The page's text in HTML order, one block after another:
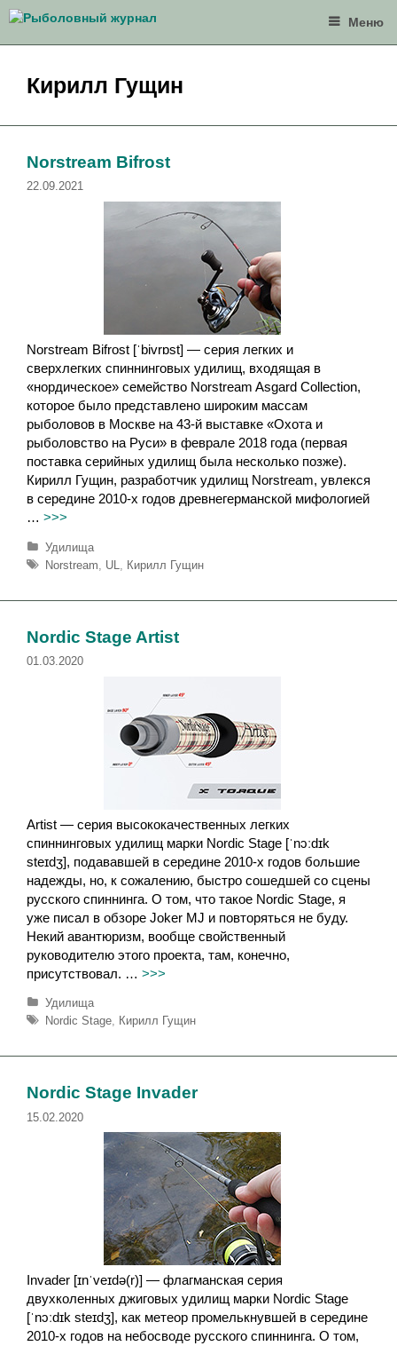
Перейти
содержимому
Меню
Кирилл Гущин
Norstream Bifrost
22.09.2021
Norstream Bifrost [ˈbivrɒst] — серия легких и
сверхлегких спиннинговых удилищ, входящая в
«нордическое» семейство Norstream Asgard Collection,
которое было представлено широким массам
рыболовов в Москве на 43-й выставке «Охота и
рыболовство на Руси» в феврале 2018 года (первая
поставка серийных удилищ была несколько позже).
Кирилл Гущин, разработчик удилищ Norstream, увлекся
в середине 2010-х годов древнегерманской мифологией
… >>>
Р
у
и
Удилища
М
т
и
Norstream UL Кирилл Гущин
Nordic Stage Artist
01.03.2020
Artist — серия высококачественных легких
спиннинговых удилищ марки Nordic Stage [ˈnɔːdɪk
steɪdʒ], подававшей в середине 2010-х годов большие
надежды, но, к сожалению, быстро сошедшей со сцены
русского спиннинга. О том, что такое Nordic Stage, я
уже писал в обзоре Joker MJ и повторяться не буду.
Некий авантюризм, вообще свойственный
руководителю этого проекта, там, конечно,
присутствовал. … >>>
Р
у
р
к
Удилища
М
т
и
Nordic Stage, Кирилл Гущин
Nordic Stage Invader
15.02.2020
Invader [ɪnˈveɪdə(r)] — флагманская серия
двухколенных джиговых удилищ марки Nordic Stage
[ˈnɔːdɪk steɪdʒ], как метеор промелькнувшей в середине
2010-х годов на небосводе русского спиннинга. О том,